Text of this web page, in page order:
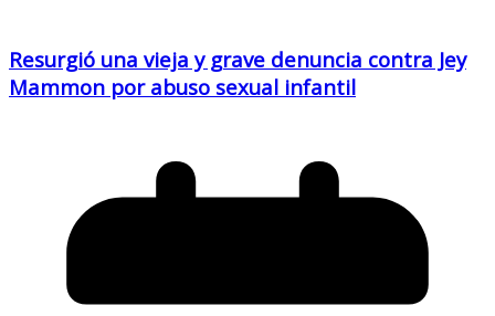
Resurgió una vieja y grave denuncia contra Jey
Mammon por abuso sexual infantil